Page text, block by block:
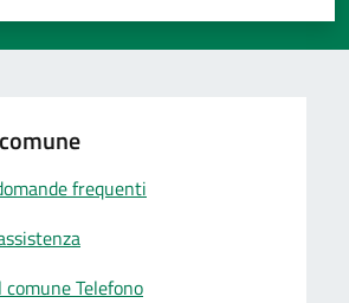
5 stelle su 5
stelle su 5
su 5
5
frequenti
comune Telefono